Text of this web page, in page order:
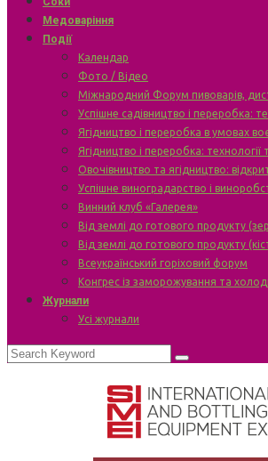
Медоваріння
Події
Календар
Фото / Відео
Міжнародний Форум пивоварів,
Успішне садівництво і переробка:
Ягідництво і переробка в умовах
Ягідництво і переробка: технології
Овочівництво та ягідництво:
Успішне виноградарство і
Винний клуб «Галерея»
Від землі до готового продукту
Від землі до готового продукту
Всеукраїнський горіховий форум
Конгрес із заморожування та
Журнали
Усі журнали